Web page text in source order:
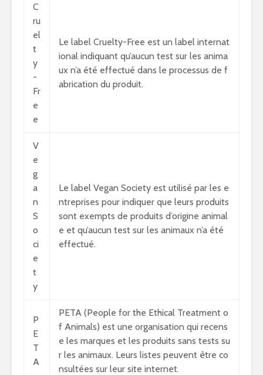
C
ru
el
t
y
-
Fr
e
e
Le label Cruelty-Free est un label internat
ional indiquant qu’aucun test sur les anima
ux n’a été effectué dans le processus de f
abrication du produit.
V
e
g
a
n
S
o
ci
e
t
y
Le label Vegan Society est utilisé par les e
ntreprises pour indiquer que leurs produits
sont exempts de produits d’origine animal
e et qu’aucun test sur les animaux n’a été
effectué.
P
E
T
A
PETA (People for the Ethical Treatment o
f Animals) est une organisation qui recens
e les marques et les produits sans tests su
r les animaux. Leurs listes peuvent être co
nsultées sur leur site internet.